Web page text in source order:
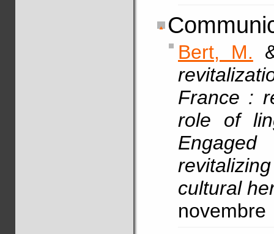
Bert, M.
France :
role of
cultural
novembre